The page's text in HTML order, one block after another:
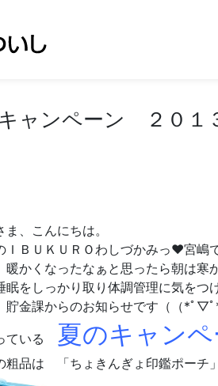
ャンペーン ２０１
、こんにちは。
ＩＢＵＫＵＲＯわしづかみっ❤宮嶋
かくなったなぁと思ったら朝は寒
眠をしっかり取り体調管理に気をつ
金課からのお知らせです（（*ﾟ▽
ている 夏のキャン
粗品は 「ちょきんぎょ印鑑ポーチ